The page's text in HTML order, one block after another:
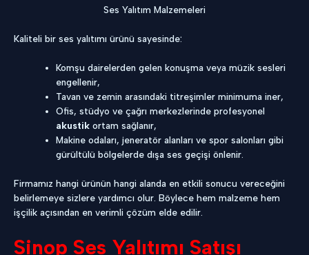
Ses Yalıtım Malzemeleri
Kaliteli bir ses yalıtımı ürünü sayesinde:
Komşu dairelerden gelen konuşma veya müzik sesleri
engellenir,
Tavan ve zemin arasındaki titreşimler minimuma iner,
Ofis, stüdyo ve çağrı merkezlerinde profesyonel
akustik ortam sağlanır,
Makine odaları, jeneratör alanları ve spor salonları gibi
gürültülü bölgelerde dışa ses geçişi önlenir.
Firmamız hangi ürünün hangi alanda en etkili sonucu vereceğini
belirlemeye sizlere yardımcı olur. Böylece hem malzeme hem
işçilik açısından en verimli çözüm elde edilir.
Sinop Ses Yalıtımı Satışı